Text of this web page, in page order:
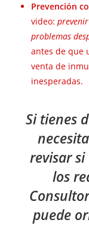
Prevención
video:
problemas
antes de que
venta de
inesperadas.
Si tienes
revisar
los
puede